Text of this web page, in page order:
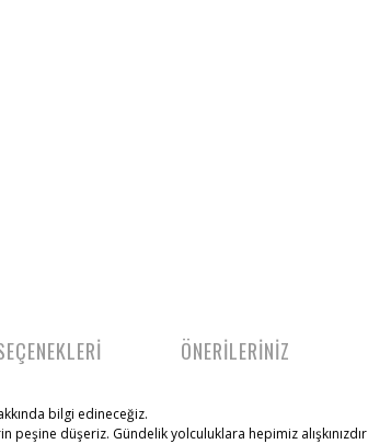
bilgi edineceğiz.
peşine düşeriz. Gündelik yolculuklara hepimiz alışkınızdır
ÖNERİLERİNİZ